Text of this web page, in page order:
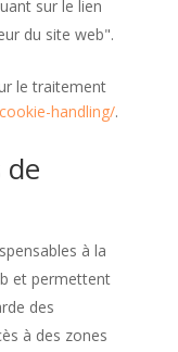
sur le lien
du site web".
le traitement
handling/.
à la
et permettent
des
à des zones